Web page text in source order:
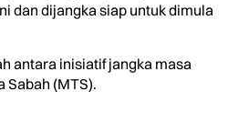
dan dijangka siap untuk dimula
antara inisiatif jangka masa
Sabah (MTS).